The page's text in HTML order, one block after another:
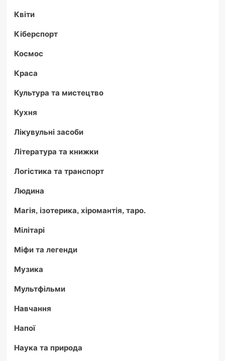
Квіти
Кіберспорт
Космос
Краса
Культура та мистецтво
Кухня
Лікувульні засоби
Література та книжки
Логістика та транспорт
Людина
Магія, ізотерика, хіромантія, таро.
Мілітарі
Міфи та легенди
Музика
Мультфільми
Навчання
Напої
Наука та природа